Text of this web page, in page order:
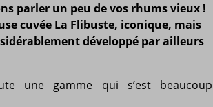
parler un peu de vos rhums vieux !
cuvée La Flibuste, iconique, mais
développé par ailleurs
une gamme qui s’est beaucoup